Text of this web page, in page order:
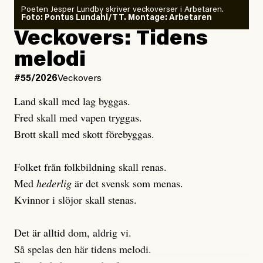
Publicerad6 August, 2026
Uppdaterad7 August, 2026
Joel Kellgren
Publicerad3 August, 2026
Uppdaterad3 August, 2026
Poeten Jesper Lundby skriver veckoverser i Arbetaren.
Foto: Pontus Lundahl/TT. Montage: Arbetaren
Veckovers: Tidens
melodi
#55/2026Veckovers
Land skall med lag byggas.
Fred skall med vapen tryggas.
Brott skall med skott förebyggas.
Folket från folkbildning skall renas.
Med hederlig är det svensk som menas.
Kvinnor i slöjor skall stenas.
Det är alltid dom, aldrig vi.
Så spelas den här tidens melodi.